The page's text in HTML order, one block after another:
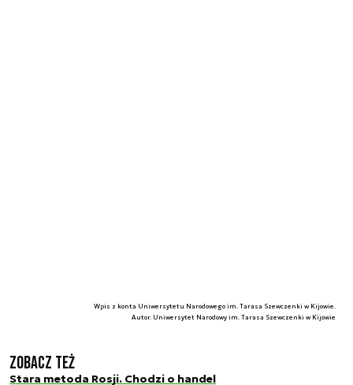
Wpis z konta Uniwersytetu Narodowego im. Tarasa Szewczenki w Kijowie.
Autor. Uniwersytet Narodowy im. Tarasa Szewczenki w Kijowie
Zobacz też
Stara metoda Rosji. Chodzi o handel